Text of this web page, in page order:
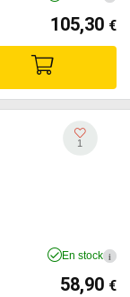
105,30 €
1
En stock i
58,90 €